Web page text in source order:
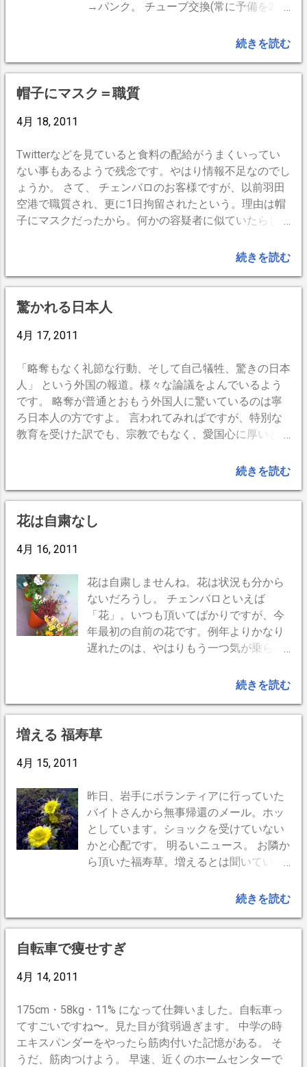
探す子供の顔が浮かび、もうその辺まで来てるかも知れ
→パンク。 チューブ交換(常に予備を2本
落とす。仏式バルブに空気を入れるには
いうのが、 「デカイ、スタンドペダル付
き、ハンドル付き」 という軽量化に命を
かけるロードレーサーには邪道中の邪
続きを読む
帽子にマスク＝職質
4月 18, 2011
Twitterなどを見ていると食料の配給がうまくいってい
ない事もあるようで残念です。やはり情報不足なのでし
ょうか。 さて、 チェンバロのお客様ですが、以前羽田
空港で職質され、更に1日拘留されたという。理由は帽
子にマスクだったから。何かの容疑者に似ていたらし
は間違いなくスパイか不審者。訳あって顔を隠してい
な人と遭遇したら実際に怖かった筈です。 最近は風邪
に花粉症にと、帽子にマスクは見慣れた光景になってし
りません。更にメガネまで加わると人相どころか表情さ
りなるとき、また帽子にマスクにメガネに戻る。お顔の
印象が薄れてしまい、初老の私には、年齢も分からず、
お顔も覚えられない…。
続きを読む
驚かれる日本人
4月 17, 2011
「略奪もなく礼節な行動、そして自己犠牲、驚きの日本
人」 という外国の報道。様々な論議をよんでいるよう
です。 略奪が普通とおもう外国人に驚いているのは寧
ろ日本人の方ですよ。 言われてみればですが、特別な
教育を受けた訳でも、宗教でもなく、愛国心に厚いとも
同じモンゴル系の国でも全く違う反応や傾向が有るよう
の気質はそう簡単には変わらないでしょうが、今回の事
がいい刺激なって、これが普通で、世界中の人がいい方
に向かってくれればいいなと思います。日本からグロー
バルスタンダードが生まれるって素敵じゃないですか。
続きを読む
花は自粛なし
4月 16, 2011
花は自粛しませんね。花は状況も分から
ないだろうし。 チェンバロといえば
「花」。いつも頂いてばかりですが、今
年最初の自前の花です。例年よりかなり
遅れたのは、やはりもう一つ気が乗らな
いでしょうが、少しでも和んでくれる人
BlogPress,iPhone ---
続きを読む
増える 福寿草
4月 15, 2011
昨日、岩手にボランティアに行っていた
バイトさんから無事帰還のメール。ホッ
としています。ショックを受けていない
かと心配です。 明るいニュース。 お隣か
ら頂いた福寿草。増えるとは聞いていま
える！ -- BlogPress,iPhone -- -続きを読む
自転車で痩せすぎ
4月 14, 2011
175cm・58kg・11% になって仕舞いました。自転車っ
てすごいですね〜。見た目が貧弱過ぎます。 中学の時
エキスパンダーをやったら筋肉付いた記憶がある。 そ
うだ、筋肉つけよう。 早速、近くのホームセンターで